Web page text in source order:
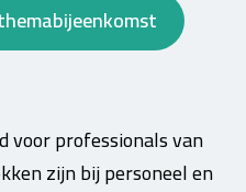
voor professionals van
zijn bij personeel en